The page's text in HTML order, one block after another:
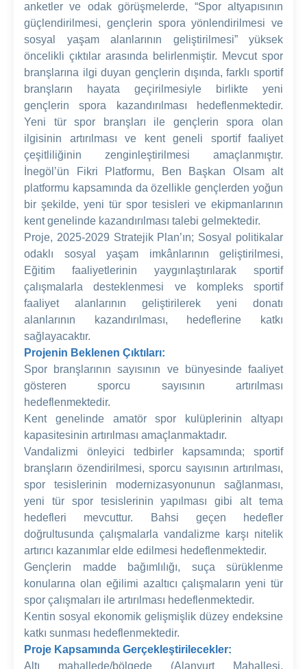
anketler ve odak görüşmelerde, “Spor altyapısının
güçlendirilmesi, gençlerin spora yönlendirilmesi ve
sosyal yaşam alanlarının geliştirilmesi” yüksek
öncelikli çıktılar arasında belirlenmiştir. Mevcut spor
branşlarına ilgi duyan gençlerin dışında, farklı sportif
branşların hayata geçirilmesiyle birlikte yeni
gençlerin spora kazandırılması hedeflenmektedir.
Yeni tür spor branşları ile gençlerin spora olan
ilgisinin artırılması ve kent geneli sportif faaliyet
çeşitliliğinin zenginleştirilmesi amaçlanmıştır.
İnegöl’ün Fikri Platformu, Ben Başkan Olsam alt
platformu kapsamında da özellikle gençlerden yoğun
bir şekilde, yeni tür spor tesisleri ve ekipmanlarının
kent genelinde kazandırılması talebi gelmektedir.
Proje, 2025-2029 Stratejik Plan’ın; Sosyal politikalar
odaklı sosyal yaşam imkânlarının geliştirilmesi,
Eğitim faaliyetlerinin yaygınlaştırılarak sportif
çalışmalarla desteklenmesi ve kompleks sportif
faaliyet alanlarının geliştirilerek yeni donatı
alanlarının kazandırılması, hedeflerine katkı
sağlayacaktır.
Projenin Beklenen Çıktıları:
Spor branşlarının sayısının ve bünyesinde faaliyet
gösteren sporcu sayısının artırılması
hedeflenmektedir.
Kent genelinde amatör spor kulüplerinin altyapı
kapasitesinin artırılması amaçlanmaktadır.
Vandalizmi önleyici tedbirler kapsamında; sportif
branşların özendirilmesi, sporcu sayısının artırılması,
spor tesislerinin modernizasyonunun sağlanması,
yeni tür spor tesislerinin yapılması gibi alt tema
hedefleri mevcuttur. Bahsi geçen hedefler
doğrultusunda çalışmalarla vandalizme karşı nitelik
artırıcı kazanımlar elde edilmesi hedeflenmektedir.
Gençlerin madde bağımlılığı, suça sürüklenme
konularına olan eğilimi azaltıcı çalışmaların yeni tür
spor çalışmaları ile artırılması hedeflenmektedir.
Kentin sosyal ekonomik gelişmişlik düzey endeksine
katkı sunması hedeflenmektedir.
Proje Kapsamında Gerçekleştirilecekler:
Altı mahallede/bölgede (Alanyurt Mahallesi,